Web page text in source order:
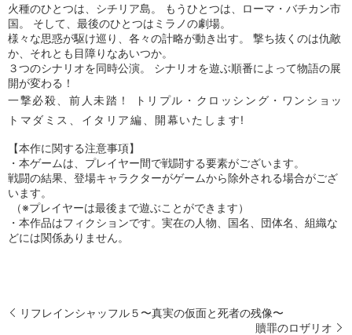
火種のひとつは、シチリア島。 もうひとつは、ローマ・バチカン市
国。 そして、最後のひとつはミラノの劇場。
様々な思惑が駆け巡り、各々の計略が動き出す。 撃ち抜くのは仇敵
か、それとも目障りなあいつか。
３つのシナリオを同時公演。 シナリオを遊ぶ順番によって物語の展
開が変わる！
一撃必殺、前人未踏！ トリプル・クロッシング・ワンショッ
トマダミス、イタリア編、開幕いたします!
【本作に関する注意事項】
・本ゲームは、プレイヤー間で戦闘する要素がございます。
戦闘の結果、登場キャラクターがゲームから除外される場合がござ
います。
（※プレイヤーは最後まで遊ぶことができます）
・本作品はフィクションです。実在の人物、国名、団体名、組織な
どには関係ありません。
リフレインシャッフル５〜真実の仮面と死者の残像〜
贖罪のロザリオ